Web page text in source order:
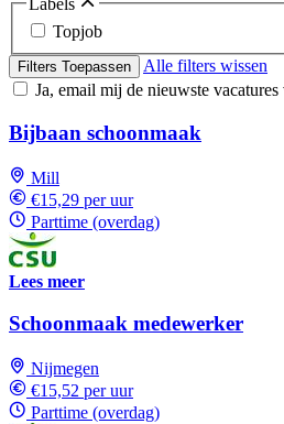
Topjob
Filters Toepassen
Alle filters wissen
Ja, email mij de nieuwste
Bijbaan schoonmaak
Mill
€15,29 per uur
Parttime (overdag)
Lees meer
Schoonmaak medewerker
Nijmegen
€15,52 per uur
Parttime (overdag)